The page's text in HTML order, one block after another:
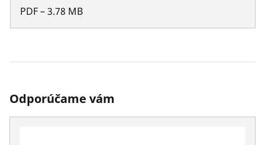
PDF–3.78 MB
Odporúčame vám